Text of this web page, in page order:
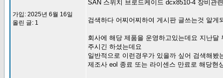
가입: 2025년 6월 16일
올린 글: 1
SAN 스위치 브로드케이드 dcx8510-4 장비관
검색하다 어찌어찌하여 게시판 글쓰는것 알게
회사에 해당 제품을 운영하고있는데요 지난
주시긴 하셨는데요
일반적으로 이런경우가 있을까 싶어 검색해봤
제조사 eol 종료 또는 라이센스 만료로 해당현